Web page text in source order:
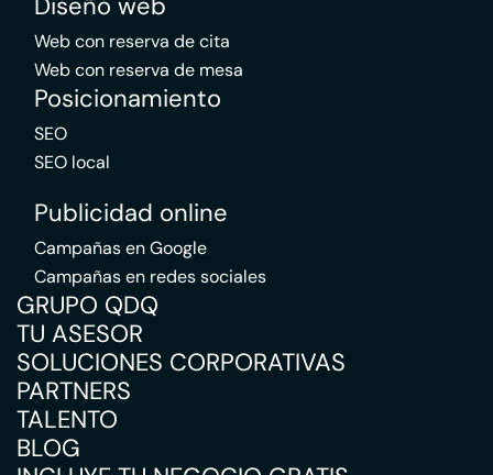
Web con reserva de cita
Web con reserva de mesa
Posicionamiento
SEO
SEO local
Publicidad online
Campañas en Google
Campañas en redes sociales
GRUPO QDQ
TU ASESOR
SOLUCIONES CORPORATIVAS
PARTNERS
TALENTO
BLOG